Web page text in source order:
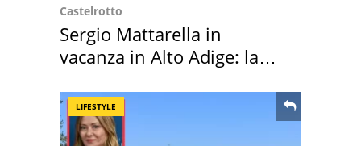
Castelrotto
Sergio Mattarella in
vacanza in Alto Adige: la
LIFESTYLE